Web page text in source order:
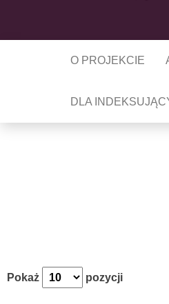
O PROJEKCIE
DLA
Pokaż pozycji